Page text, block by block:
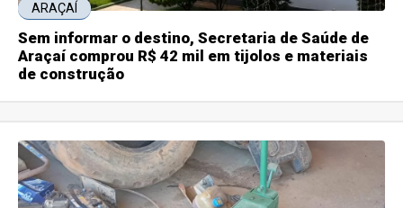
ARAÇAÍ
Sem informar o destino, Secretaria de Saúde de
Araçaí comprou R$ 42 mil em tijolos e materiais
de construção